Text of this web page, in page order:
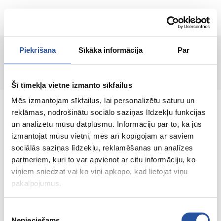
Piekrišana Sīkāka informācija Par
Šī tīmekļa vietne izmanto sīkfailus
Mēs izmantojam sīkfailus, lai personalizētu saturu un
reklāmas, nodrošinātu sociālo saziņas līdzekļu funkcijas
un analizētu mūsu datplūsmu. Informāciju par to, kā jūs
izmantojat mūsu vietni, mēs arī kopīgojam ar saviem
sociālās saziņas līdzekļu, reklamēšanas un analīzes
partneriem, kuri to var apvienot ar citu informāciju, ko
viņiem sniedzat vai ko viņi apkopo, kad lietojat viņu
pakalpojumus.
EN
Page not found!
An online store with great prices and quality
products, where customer satisfaction is our
main value.
Everything for your home and
garden!